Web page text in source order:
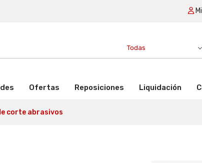
Ofertas Reposiciones Liquidación
corte abrasivos